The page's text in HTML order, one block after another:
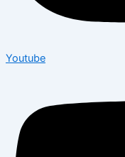
Youtube